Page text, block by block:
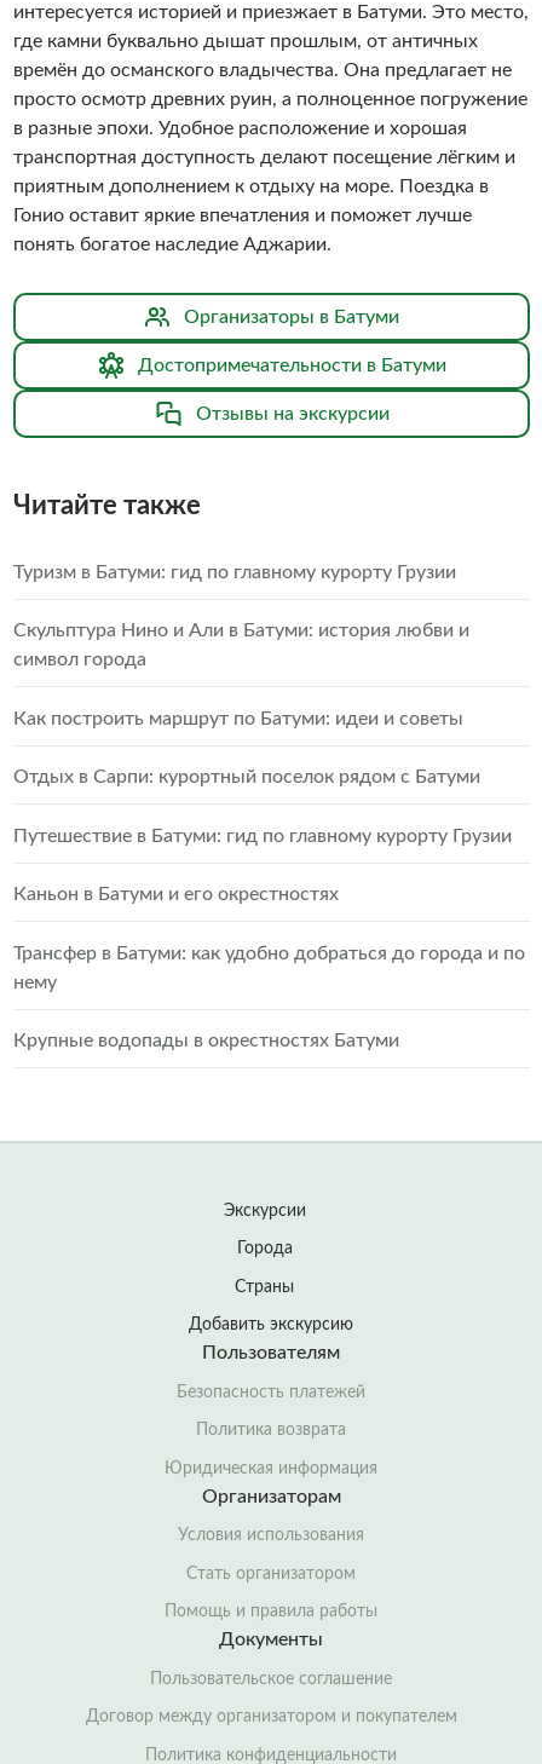
интересуется историей и приезжает в Батуми. Это место,
где камни буквально дышат прошлым, от античных
времён до османского владычества. Она предлагает не
просто осмотр древних руин, а полноценное погружение
в разные эпохи. Удобное расположение и хорошая
транспортная доступность делают посещение лёгким и
приятным дополнением к отдыху на море. Поездка в
Гонио оставит яркие впечатления и поможет лучше
понять богатое наследие Аджарии.
Организаторы в Батуми
Достопримечательности в Батуми
Отзывы на экскурсии
Читайте также
Туризм в Батуми: гид по главному курорту Грузии
Скульптура Нино и Али в Батуми: история любви и
символ города
Как построить маршрут по Батуми: идеи и советы
Отдых в Сарпи: курортный поселок рядом с Батуми
Путешествие в Батуми: гид по главному курорту Грузии
Каньон в Батуми и его окрестностях
Трансфер в Батуми: как удобно добраться до города и по
нему
Крупные водопады в окрестностях Батуми
Экскурсии
Города
Страны
Добавить экскурсию
Пользователям
Безопасность платежей
Политика возврата
Юридическая информация
Организаторам
Условия использования
Стать организатором
Помощь и правила работы
Документы
Пользовательское соглашение
Договор между организатором и покупателем
Политика конфиденциальности